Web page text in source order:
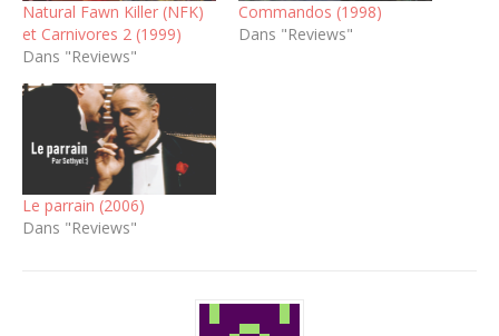
Natural Fawn Killer (NFK)
et Carnivores 2 (1999)
Dans "Reviews"
Commandos (1998)
Dans "Reviews"
Le parrain (2006)
Dans "Reviews"